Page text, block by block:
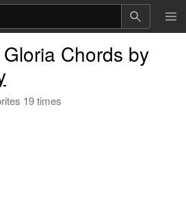
Chords by
19 times